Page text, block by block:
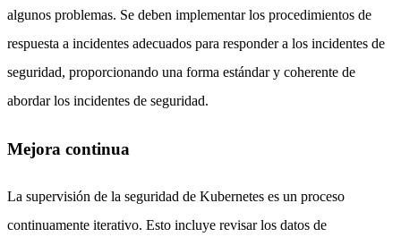
algunos problemas. Se deben implementar los procedimientos de
respuesta a incidentes adecuados para responder a los incidentes de
seguridad, proporcionando una forma estándar y coherente de
abordar los incidentes de seguridad.
Mejora continua
La supervisión de la seguridad de Kubernetes es un proceso
continuamente iterativo. Esto incluye revisar los datos de